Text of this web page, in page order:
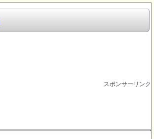
スポンサーリンク